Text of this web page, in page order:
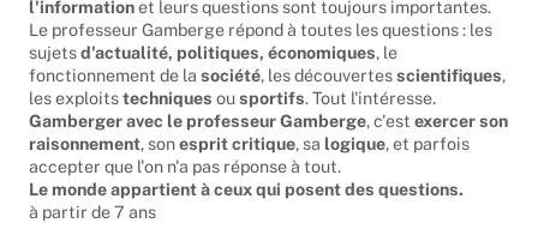
l'informationet leurs questions sont toujours importantes.
Le professeur Gamberge répond à toutes les questions : les
sujetsd'actualité, politiques, économiques, le
fonctionnement de lasociété, les découvertesscientifiques
les exploits techniquesousportifs. Tout l'intéresse.
Gamberger avec le professeur Gamberge, c'est exercer son
raisonnement, sonesprit critique, salogique
, et parfois
accepter que l'on n'a pas réponse à tout.
Le monde appartient à ceux qui posent des questions.
à partir de 7 ans